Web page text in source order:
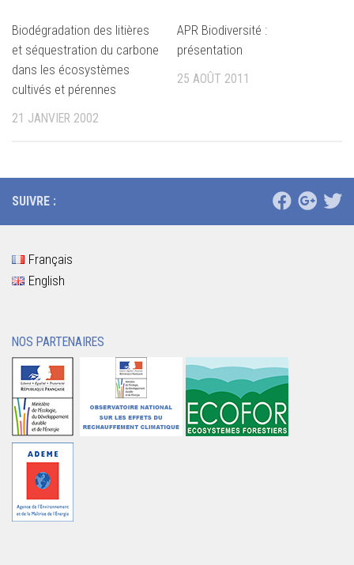
Biodégradation des litières
et séquestration du carbone
dans les écosystèmes
cultivés et pérennes
21 JANVIER 2002
APR Biodiversité :
présentation
25 AOÛT 2011
SUIVRE :
Français
English
NOS PARTENAIRES